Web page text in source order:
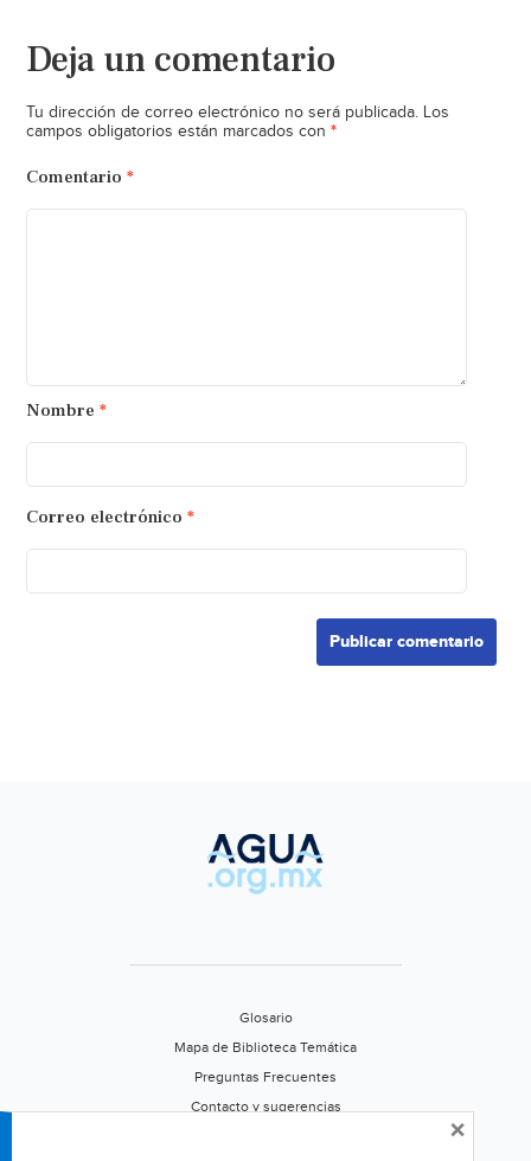
Deja un comentario
Tu dirección de correo electrónico no será publicada. Los
campos obligatorios están marcados con *
Comentario *
Nombre *
Correo electrónico *
Glosario
Mapa de Biblioteca Temática
Preguntas Frecuentes
Contacto y sugerencias
×